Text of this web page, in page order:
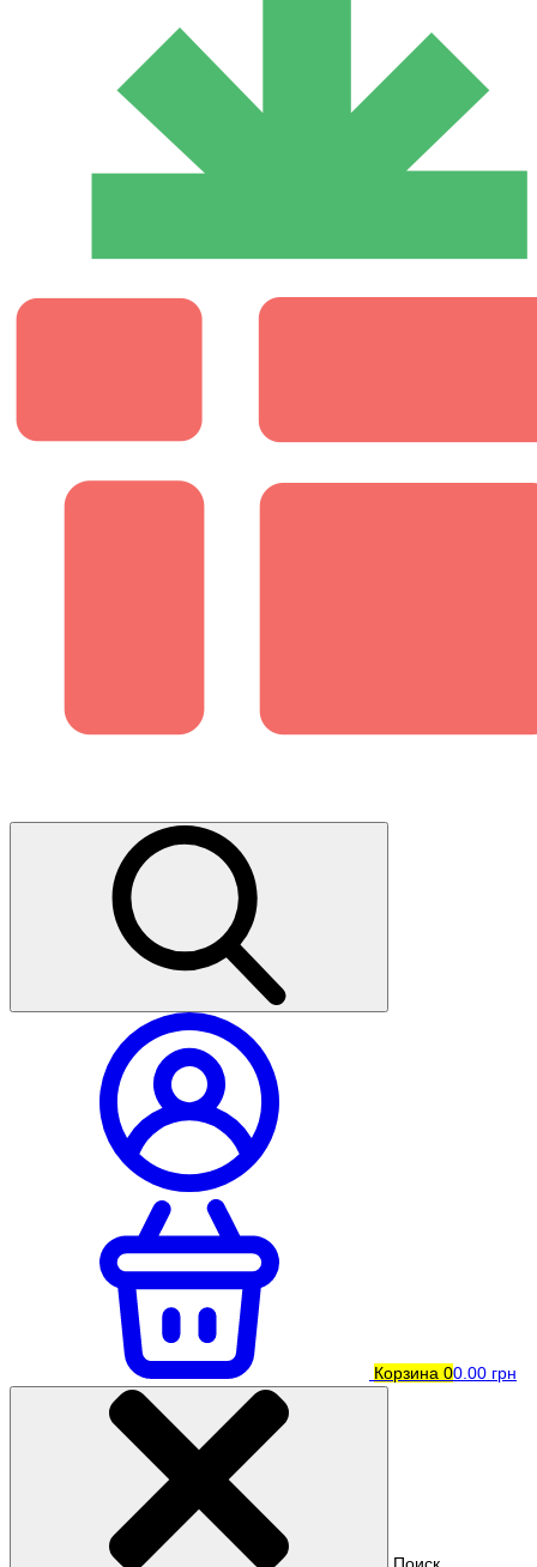
Корзина 00.00 грн